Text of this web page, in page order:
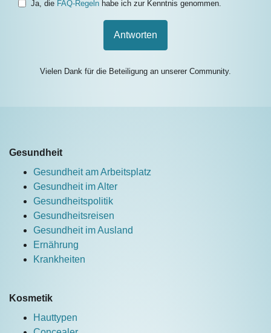
Ja, die FAQ-Regeln habe ich zur Kenntnis genommen.
Antworten
Vielen Dank für die Beteiligung an unserer Community.
Gesundheit
Gesundheit am Arbeitsplatz
Gesundheit im Alter
Gesundheitspolitik
Gesundheitsreisen
Gesundheit im Ausland
Ernährung
Krankheiten
Kosmetik
Hauttypen